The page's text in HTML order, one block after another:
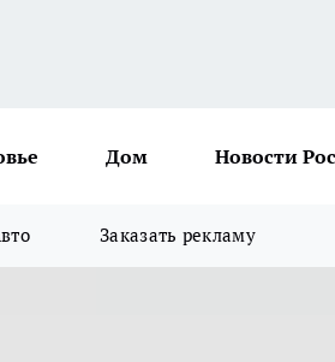
Дом Новости
Заказать рекламу